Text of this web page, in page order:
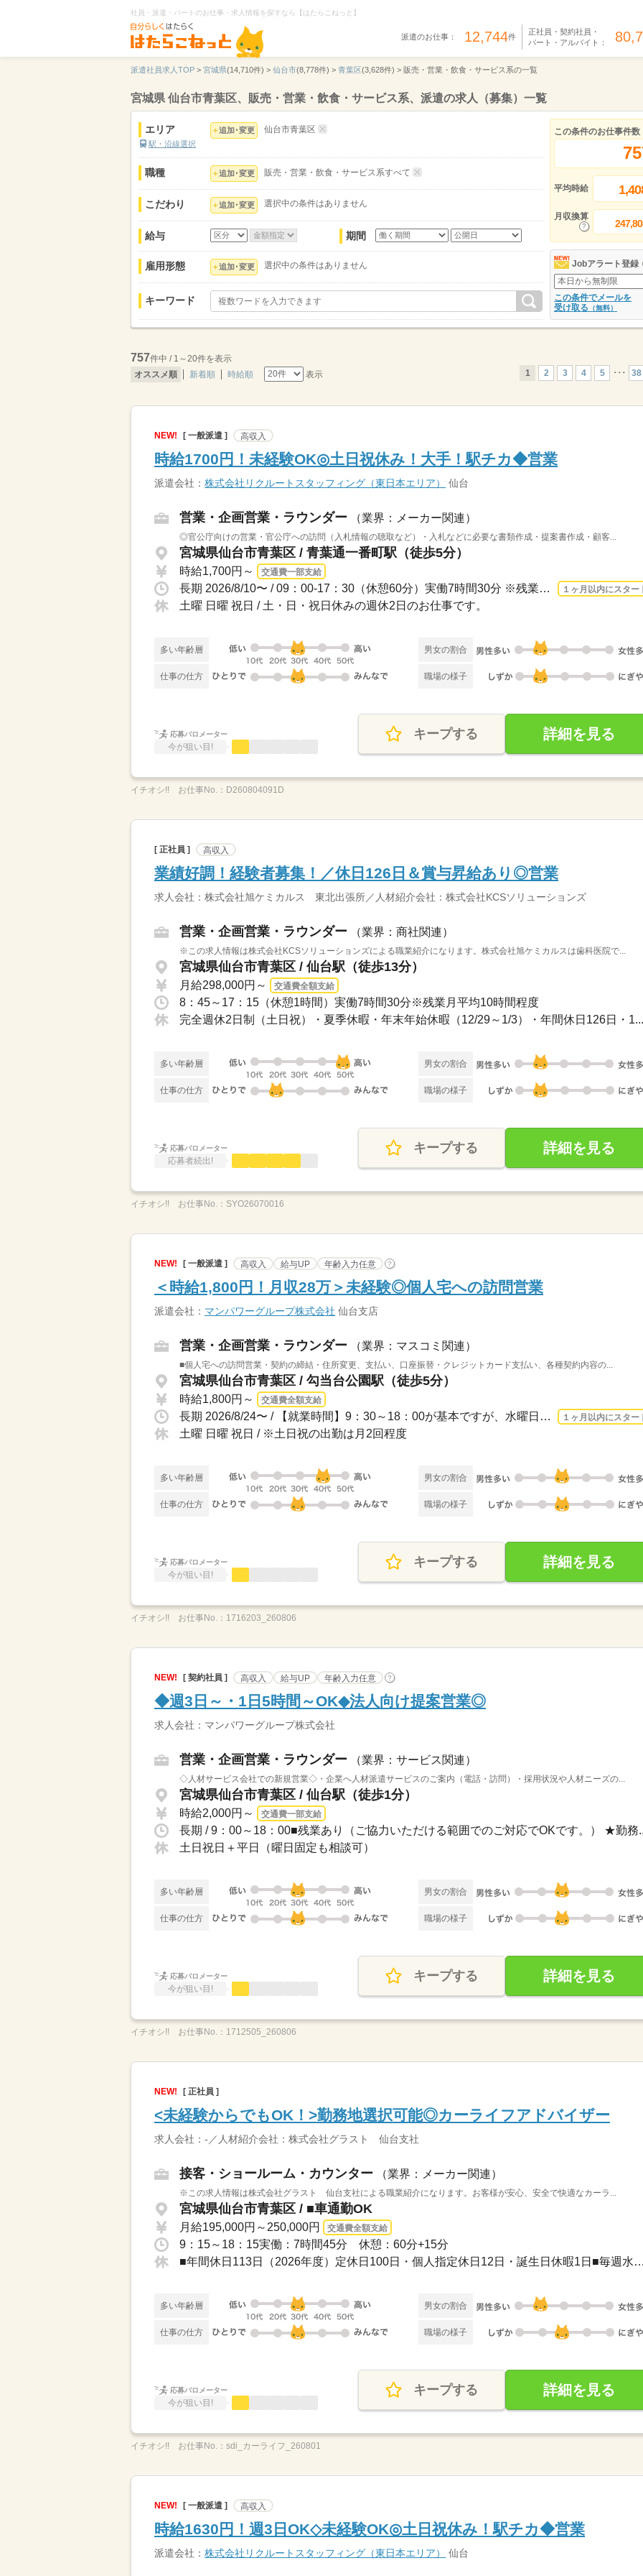
社員・派遣・パートのお仕事・求人情報を探すなら【はたらこねっと】
派遣のお仕事： 12,744件
正社員・契約社員・
パート・アルバイト：
派遣社員求人TOP > 宮城県(14,710件) > 仙台市(8,778件) > 青葉区(3,628件) > 販売・営業・飲食・サービス系の一覧
宮城県 仙台市青葉区、販売・営業・飲食・サービス系、派遣の求人（募集）一覧
エリア
駅・沿線選択
追加･変更 仙台市青葉区
職種 追加･変更 販売・営業・飲食・サービス系すべて
こだわり 追加･変更 選択中の条件はありません
給与 期間
雇用形態 追加･変更 選択中の条件はありません
キーワード
この条件のお仕事件数
平均時給
月収換算
Jobアラート登録
この条件でメールを
受け取る （無料）
757件中 / 1～20件を表示
オススメ順
新着順 時給順 表示 1 2 3 4 5 ･･･ 38
NEW! [ 一般派遣 ] 高収入
時給1700円！未経験OK◎土日祝休み！大手！駅チカ◆営業
派遣会社： 株式会社リクルートスタッフィング（東日本エリア） 仙台
営業・企画営業・ラウンダー （業界：メーカー関連）
◎官公庁向けの営業・官公庁への訪問（入札情報の聴取など）・入札などに必要な書類作成・提案書作成・顧客...
宮城県仙台市青葉区 / 青葉通一番町駅（徒歩5分）
時給1,700円～ 交通費一部支給
長期 2026/8/10〜 / 09：00-17：30（休憩60分）実働7時間30分 ※残業時間：月20時間～3... １ヶ月以内にスター
土曜 日曜 祝日 / 土・日・祝日休みの週休2日のお仕事です。
多い年齢層 男女の割合
仕事の仕方 職場の様子
応募バロメーター
今が狙い目!
キープする 詳細を見る
イチオシ!! お仕事No.： D260804091D
[ 正社員 ] 高収入
業績好調！経験者募集！／休日126日＆賞与昇給あり◎営業
求人会社：株式会社旭ケミカルス 東北出張所／人材紹介会社：株式会社KCSソリューションズ
営業・企画営業・ラウンダー （業界：商社関連）
※この求人情報は株式会社KCSソリューションズによる職業紹介になります。株式会社旭ケミカルスは歯科医院で...
宮城県仙台市青葉区 / 仙台駅（徒歩13分）
月給298,000円～ 交通費全額支給
8：45～17：15（休憩1時間）実働7時間30分※残業月平均10時間程度
完全週休2日制（土日祝）・夏季休暇・年末年始休暇（12/29～1/3）・年間休日126日・1...
多い年齢層 男女の割合
仕事の仕方 職場の様子
応募バロメーター
応募者続出!
キープする 詳細を見る
イチオシ!! お仕事No.： SYO26070016
NEW! [ 一般派遣 ] 高収入 給与UP 年齢入力任意 ?
＜時給1,800円！月収28万＞未経験◎個人宅への訪問営業
派遣会社： マンパワーグループ株式会社 仙台支店
営業・企画営業・ラウンダー （業界：マスコミ関連）
■個人宅への訪問営業・契約の締結・住所変更、支払い、口座振替・クレジットカード支払い、各種契約内容の...
宮城県仙台市青葉区 / 勾当台公園駅（徒歩5分）
時給1,800円～ 交通費全額支給
長期 2026/8/24〜 / 【就業時間】9：30～18：00が基本ですが、水曜日は11：30～20：00... １ヶ月以内にスター
土曜 日曜 祝日 / ※土日祝の出勤は月2回程度
多い年齢層 男女の割合
仕事の仕方 職場の様子
応募バロメーター
今が狙い目!
キープする 詳細を見る
イチオシ!! お仕事No.： 1716203_260806
NEW! [ 契約社員 ] 高収入 給与UP 年齢入力任意 ?
◆週3日～・1日5時間～OK◆法人向け提案営業◎
求人会社：マンパワーグループ株式会社
営業・企画営業・ラウンダー （業界：サービス関連）
◇人材サービス会社での新規営業◇・企業へ人材派遣サービスのご案内（電話・訪問）・採用状況や人材ニーズの...
宮城県仙台市青葉区 / 仙台駅（徒歩1分）
時給2,000円～ 交通費一部支給
長期 / 9：00～18：00■残業あり（ご協力いただける範囲でのご対応でOKです。） ★勤務
土日祝日＋平日（曜日固定も相談可）
多い年齢層 男女の割合
仕事の仕方 職場の様子
応募バロメーター
今が狙い目!
キープする 詳細を見る
イチオシ!! お仕事No.： 1712505_260806
NEW! [ 正社員 ]
<未経験からでもOK！>勤務地選択可能◎カーライフアドバイザー
求人会社：-／人材紹介会社：株式会社グラスト 仙台支社
接客・ショールーム・カウンター （業界：メーカー関連）
※この求人情報は株式会社グラスト 仙台支社による職業紹介になります。お客様が安心、安全で快適なカーラ...
宮城県仙台市青葉区 / ■車通勤OK
月給195,000円～250,000円 交通費全額支給
9：15～18：15実働：7時間45分 休憩：60分+15分
■年間休日113日（2026年度）定休日100日・個人指定
多い年齢層 男女の割合
仕事の仕方 職場の様子
応募バロメーター
今が狙い目!
キープする 詳細を見る
イチオシ!! お仕事No.： sdi_カーライフ_260801
NEW! [ 一般派遣 ] 高収入
時給1630円！週3日OK◇未経験OK◎土日祝休み！駅チカ◆営業
派遣会社： 株式会社リクルートスタッフィング（東日本エリア） 仙台